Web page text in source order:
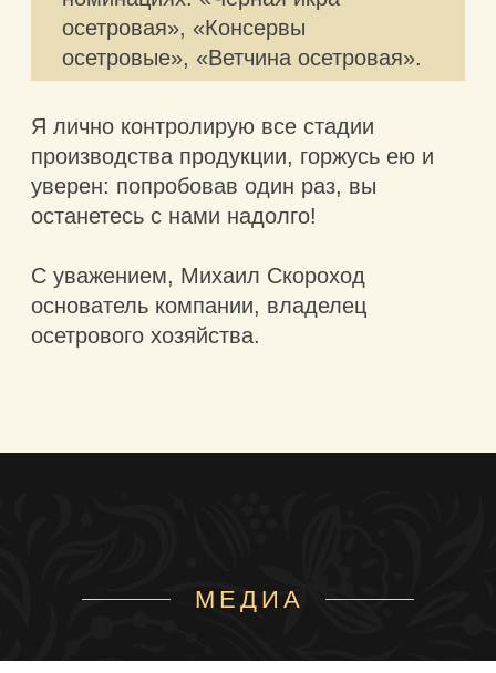
МЕДИА
ОТ ПРОИЗВОДИТЕЛЯ
Икра с собственной эко-фермы в низовьях
производство строго
по ГОСТу — вкус, которому можно
Запросить прайс